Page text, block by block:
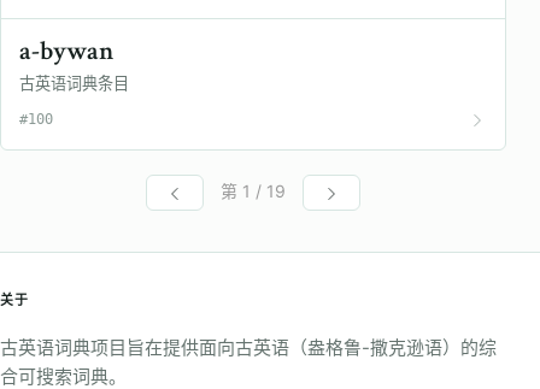
a-bywan
古英语词典条目
#100
第 1 / 19
关于
古英语词典项目旨在提供面向古英语（盎格鲁-撒克逊语）的综
合可搜索词典。